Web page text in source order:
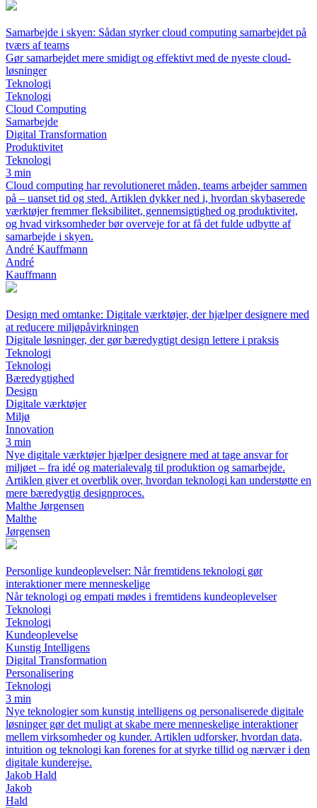
Samarbejde i skyen: Sådan styrker cloud computing samarbejdet på
tværs af teams
Gør samarbejdet mere smidigt og effektivt med de nyeste cloud-
løsninger
Teknologi
Teknologi
Cloud Computing
Samarbejde
Digital Transformation
Produktivitet
Teknologi
3 min
Cloud computing har revolutioneret måden, teams arbejder sammen
på – uanset tid og sted. Artiklen dykker ned i, hvordan skybaserede
værktøjer fremmer fleksibilitet, gennemsigtighed og produktivitet,
og hvad virksomheder bør overveje for at få det fulde udbytte af
samarbejde i skyen.
André Kauffmann
André
Kauffmann
Design med omtanke: Digitale værktøjer, der hjælper designere med
at reducere miljøpåvirkningen
Digitale løsninger, der gør bæredygtigt design lettere i praksis
Teknologi
Teknologi
Bæredygtighed
Design
Digitale værktøjer
Miljø
Innovation
3 min
Nye digitale værktøjer hjælper designere med at tage ansvar for
miljøet – fra idé og materialevalg til produktion og samarbejde.
Artiklen giver et overblik over, hvordan teknologi kan understøtte en
mere bæredygtig designproces.
Malthe Jørgensen
Malthe
Jørgensen
Personlige kundeoplevelser: Når fremtidens teknologi gør
interaktioner mere menneskelige
Når teknologi og empati mødes i fremtidens kundeoplevelser
Teknologi
Teknologi
Kundeoplevelse
Kunstig Intelligens
Digital Transformation
Personalisering
Teknologi
3 min
Nye teknologier som kunstig intelligens og personaliserede digitale
løsninger gør det muligt at skabe mere menneskelige interaktioner
mellem virksomheder og kunder. Artiklen udforsker, hvordan data,
intuition og teknologi kan forenes for at styrke tillid og nærvær i den
digitale kunderejse.
Jakob Hald
Jakob
Hald